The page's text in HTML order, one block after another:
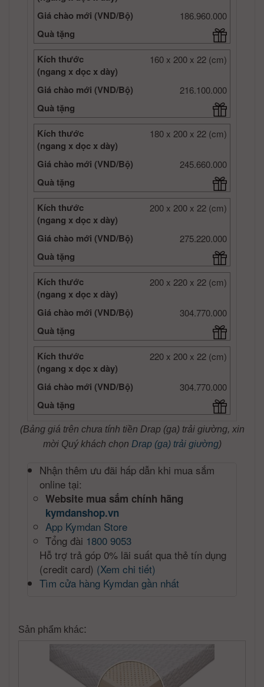
186.960.000
Giá chào mới (VND/Bộ)
Quà tặng
160 x 200 x 22 (cm)
Kích thước
(ngang x dọc x dày)
216.100.000
Giá chào mới (VND/Bộ)
Quà tặng
180 x 200 x 22 (cm)
Kích thước
(ngang x dọc x dày)
245.660.000
Giá chào mới (VND/Bộ)
Quà tặng
200 x 200 x 22 (cm)
Kích thước
(ngang x dọc x dày)
275.220.000
Giá chào mới (VND/Bộ)
Quà tặng
200 x 220 x 22 (cm)
Kích thước
(ngang x dọc x dày)
304.770.000
Giá chào mới (VND/Bộ)
Quà tặng
220 x 200 x 22 (cm)
Kích thước
(ngang x dọc x dày)
304.770.000
Giá chào mới (VND/Bộ)
Quà tặng
(Bảng giá trên chưa tính tiền Drap (ga) trải giường, xin
mời Quý khách chọn Drap (ga) trải giường)
Nhận thêm ưu đãi hấp dẫn khi mua sắm
online tại:
Website mua sắm chính hãng
kymdanshop.vn
App Kymdan Store
Tổng đài 1800 9053
Hỗ trợ trả góp 0% lãi suất qua thẻ tín dụng
(credit card) (Xem chi tiết)
Tìm cửa hàng Kymdan gần nhất
Sản phẩm khác: